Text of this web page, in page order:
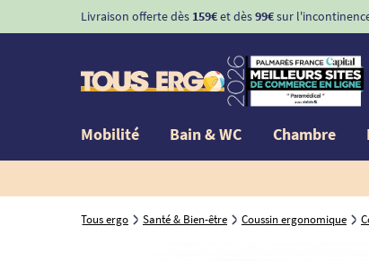
Livraison offerte dès 159€et dès99€sur
Mobilité Bain & WC Chambre
Tous ergo Santé & Bien-être Coussin ergonomique